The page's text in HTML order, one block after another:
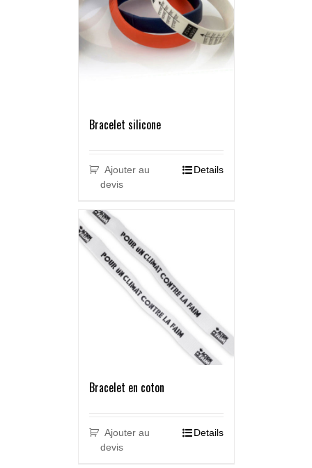
Bracelet silicone
Ajouter au
devis
Details
Bracelet en coton
Ajouter au
devis
Details